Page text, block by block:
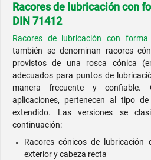
Racores de lubricación con
DIN 71412
Racores de lubricación con
también se denominan racores
provistos de una rosca cónica
adecuados para puntos de
manera frecuente y confiable.
aplicaciones, pertenecen al tipo
extendido. Las versiones se
continuación:
Racores cónicos de
exterior y cabeza recta